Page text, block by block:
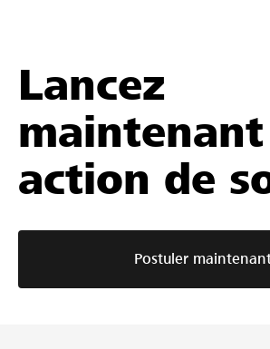
Lancez
action de
Postuler